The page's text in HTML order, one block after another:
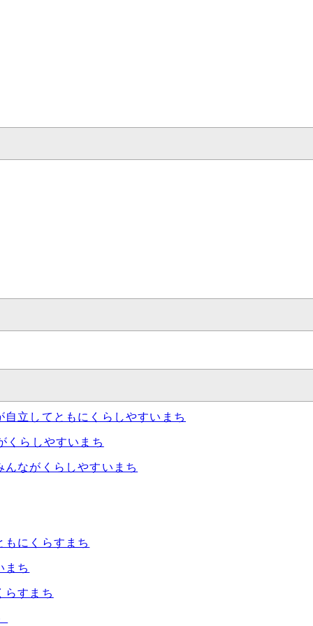
立してともにくらしやすいまち
らしやすいまち
ながくらしやすいまち
にくらすまち
まち
すまち